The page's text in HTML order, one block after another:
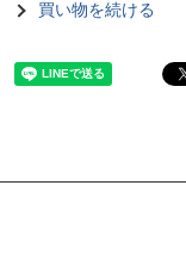
買い物を続ける